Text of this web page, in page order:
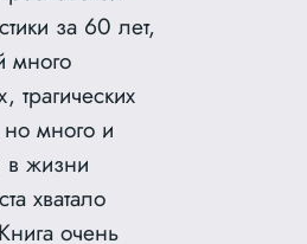
за 60 лет,
много
трагических
много и
в жизни
хватало
очень